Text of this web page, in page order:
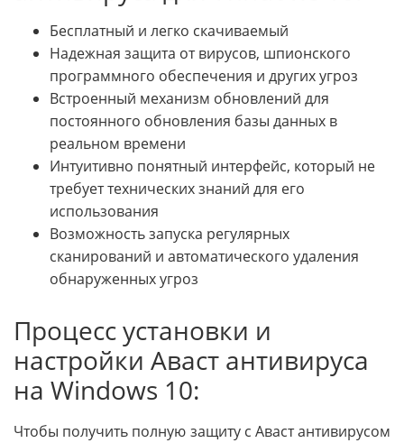
Бесплатный и легко скачиваемый
Надежная защита от вирусов, шпионского
программного обеспечения и других угроз
Встроенный механизм обновлений для
постоянного обновления базы данных в
реальном времени
Интуитивно понятный интерфейс, который не
требует технических знаний для его
использования
Возможность запуска регулярных
сканирований и автоматического удаления
обнаруженных угроз
Процесс установки и
настройки Аваст антивируса
на Windows 10:
Чтобы получить полную защиту с Аваст антивирусом